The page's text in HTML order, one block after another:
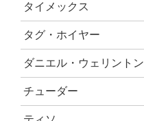
タイメックス
タグ・ホイヤー
ダニエル・ウェリントン
チューダー